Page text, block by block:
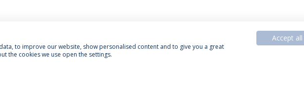
to improve our website, show personalised content and to give you a great
the cookies we use open the settings.
Accept all